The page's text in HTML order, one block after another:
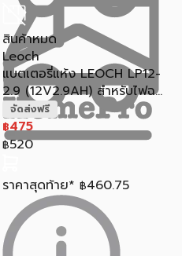
สินค้าหมด
Leoch
แบตเตอรี่แห้ง LEOCH LP12-
2.9 (12V2.9AH) สำหรับไฟฉ...
จัดส่งฟรี
฿475
฿520
ราคาสุดท้าย* ฿460.75